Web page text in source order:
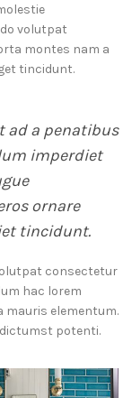
volutpat
montes nam a
tincidunt.
ad a penatibus
imperdiet
ornare
tincidunt.
consectetur
hac lorem
elementum.
potenti.